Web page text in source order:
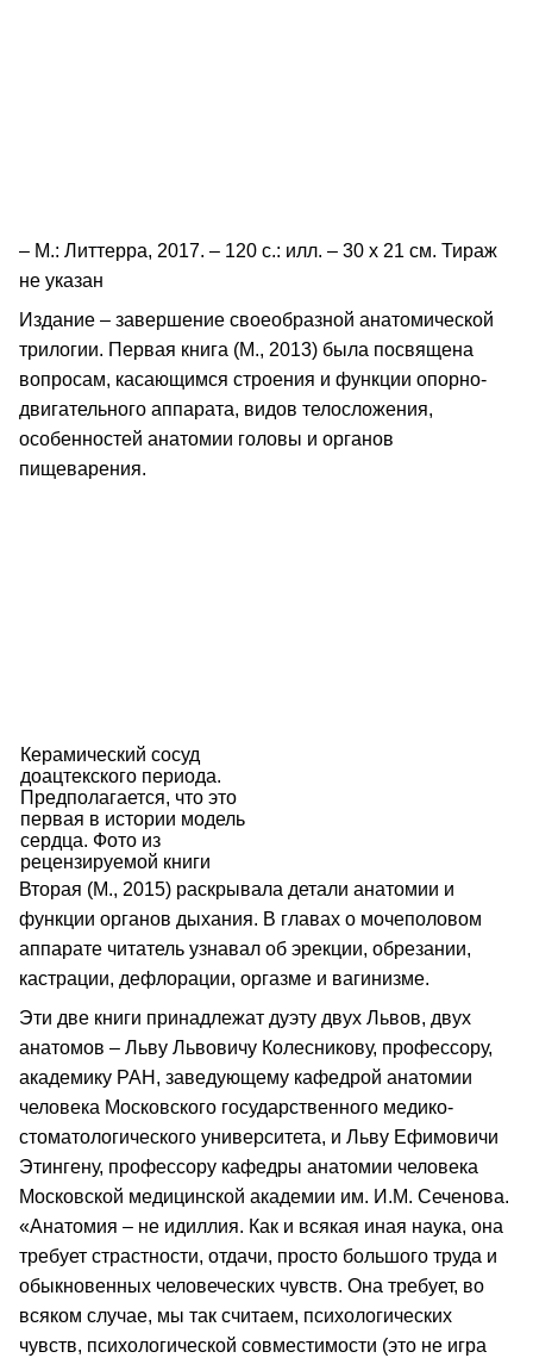
– М.: Литтерра, 2017. – 120 с.: илл. – 30 х 21 см. Тираж
не указан
Издание – завершение своеобразной анатомической
трилогии. Первая книга (М., 2013) была посвящена
вопросам, касающимся строения и функции опорно-
двигательного аппарата, видов телосложения,
особенностей анатомии головы и органов
пищеварения.
Керамический сосуд
доацтекского периода.
Предполагается, что это
первая в истории модель
сердца. Фото из
рецензируемой книги
Вторая (М., 2015) раскрывала детали анатомии и
функции органов дыхания. В главах о мочеполовом
аппарате читатель узнавал об эрекции, обрезании,
кастрации, дефлорации, оргазме и вагинизме.
Эти две книги принадлежат дуэту двух Львов, двух
анатомов – Льву Львовичу Колесникову, профессору,
академику РАН, заведующему кафедрой анатомии
человека Московского государственного медико-
стоматологического университета, и Льву Ефимовичи
Этингену, профессору кафедры анатомии человека
Московской медицинской академии им. И.М. Сеченова.
«Анатомия – не идиллия. Как и всякая иная наука, она
требует страстности, отдачи, просто большого труда и
обыкновенных человеческих чувств. Она требует, во
всяком случае, мы так считаем, психологических
чувств, психологической совместимости (это не игра